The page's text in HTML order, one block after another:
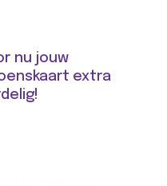
nu jouw
extra